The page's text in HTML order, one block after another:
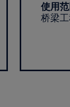
使用范
桥梁